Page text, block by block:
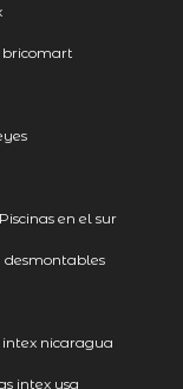
bricomart
Piscinas en el sur
desmontables
intex nicaragua
intex usa